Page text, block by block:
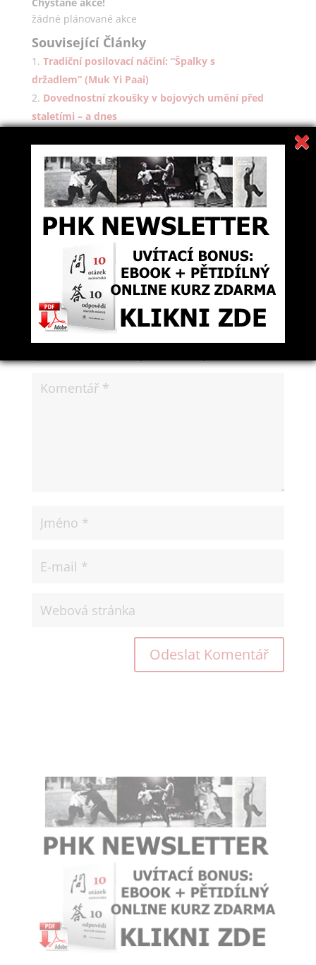
žádné plánované akce
Související Články
Tradiční posilovací náčiní: “Špalky s
držadlem” (Muk Yi Paai)
Dovednostní zkoušky v bojových umění před
staletími – a dnes
Síla, forma, použití: Zkoušky alá PHK
Fundamentální silové cviky Practical Hung Kyun:
“Roztahování rattanového kruhu”
Odeslat Komentář